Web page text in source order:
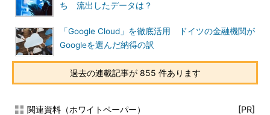
ち 流出したデータは？
「Google Cloud」を徹底活用 ドイツの金融機関が
Googleを選んだ納得の訳
過去の連載記事が 855 件あります
関連資料（ホワイトペーパー） [PR]